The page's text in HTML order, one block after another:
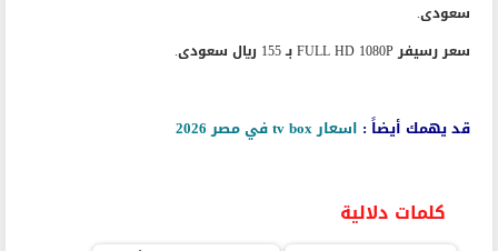
سعودى.
سعر رسيفر FULL HD 1080P بـ 155 ريال سعودى.
قد يهمك أيضاً : اسعار tv box في مصر 2026
كلمات دلالية